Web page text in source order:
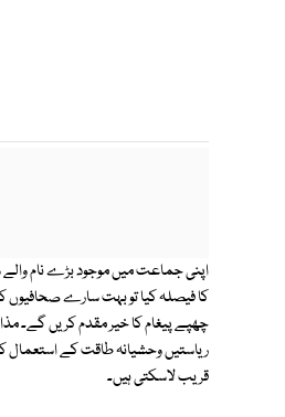
اپنی جماعت میں موجود بڑے نام
کا فیصلہ کیا تو بہت سارے صحافیوں
چھپے پیغام کا خیر مقدم کریں گے۔
ریاستیں وحشیانہ طاقت کے استعمال
قریب لاسکتی ہیں۔